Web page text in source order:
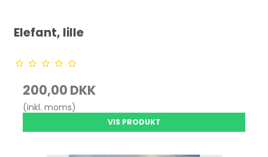
Elefant, lille
200,00 DKK
(inkl. moms)
VIS PRODUKT